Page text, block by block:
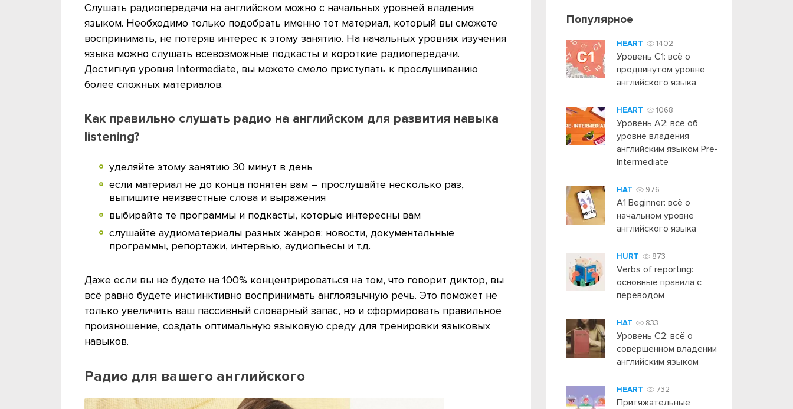
Слушать радиопередачи на английском можно с начальных уровней владения
языком. Необходимо только подобрать именно тот материал, который вы сможете
воспринимать, не потеряв интерес к этому занятию. На начальных уровнях изучения
языка можно слушать всевозможные подкасты и короткие радиопередачи.
Достигнув уровня Intermediate, вы можете смело приступать к прослушиванию
более сложных материалов.
Как правильно слушать радио на английском для развития навыка
listening?
уделяйте этому занятию 30 минут в день
если материал не до конца понятен вам – прослушайте несколько раз,
выпишите неизвестные слова и выражения
выбирайте те программы и подкасты, которые интересны вам
слушайте аудиоматериалы разных жанров: новости, документальные
программы, репортажи, интервью, аудиопьесы и т.д.
Даже если вы не будете на 100% концентрироваться на том, что говорит диктор, вы
всё равно будете инстинктивно воспринимать англоязычную речь. Это поможет не
только увеличить ваш пассивный словарный запас, но и сформировать правильное
произношение, создать оптимальную языковую среду для тренировки языковых
навыков.
Радио для вашего английского
Популярное
HEART 1402
Уровень C1: всё о
продвинутом уровне
английского языка
HEART 1068
Уровень А2: всё об
уровне владения
английским языком Pre-
Intermediate
HAT 976
A1 Beginner: всё о
начальном уровне
английского языка
HURT 873
Verbs of reporting:
основные правила с
переводом
HAT 833
Уровень C2: всё о
совершенном владении
английским языком
HEART 732
Притяжательные